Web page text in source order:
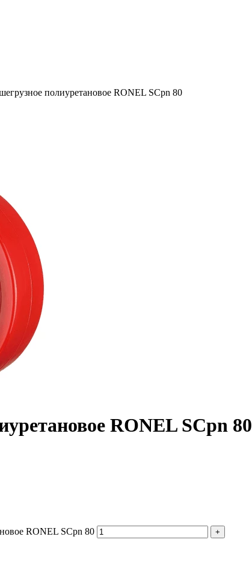
полиуретановое RONEL SCpn 80
RONEL SCpn 80
RONEL SCpn 80
+